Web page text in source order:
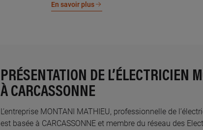
En savoir plus
PRÉSENTATION DE L’ÉLECTRICIEN
À CARCASSONNE
L’entreprise MONTANI MATHIEU, professionnelle de
est basée à CARCASSONNE et membre du réseau des